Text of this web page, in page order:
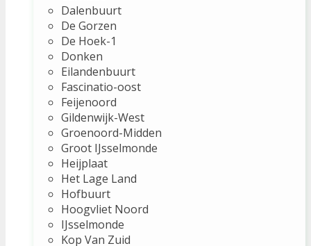
Dalenbuurt
De Gorzen
De Hoek-1
Donken
Eilandenbuurt
Fascinatio-oost
Feijenoord
Gildenwijk-West
Groenoord-Midden
Groot IJsselmonde
Heijplaat
Het Lage Land
Hofbuurt
Hoogvliet Noord
IJsselmonde
Kop Van Zuid